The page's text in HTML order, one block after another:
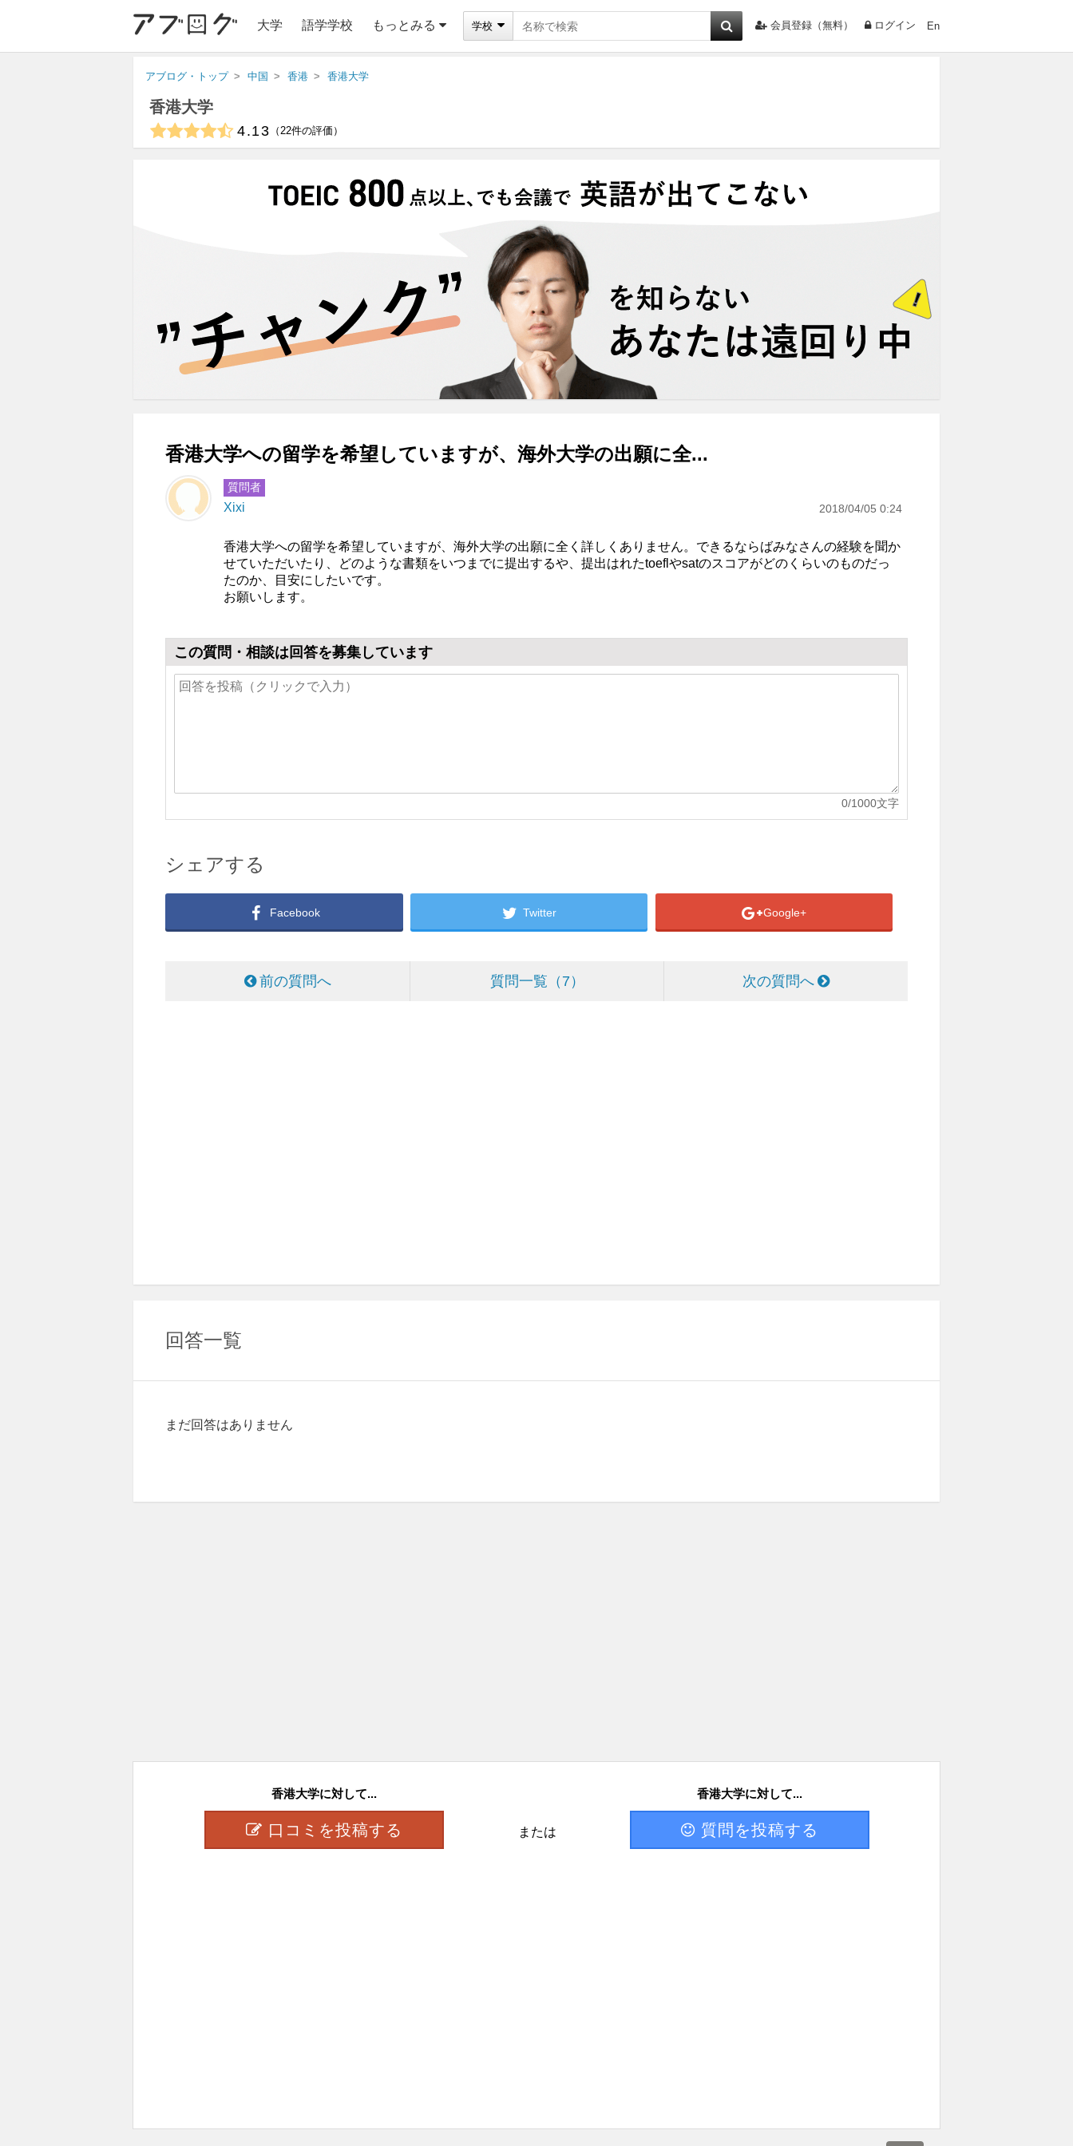
大学 語学学校 もっとみる 学校 会員登録（無料） ログイン En
アブログ・トップ 中国 香港 香港大学
香港大学
4.13 22件の評価
香港大学への留学を希望していますが、海外大学の出願に全...
質問者
Xixi 2018/04/05 0:24
香港大学への留学を希望していますが、海外大学の出願に全く詳しくありません。できるならばみなさんの経験を聞か
せていただいたり、どのような書類をいつまでに提出するや、提出はれたtoeflやsatのスコアがどのくらいのものだっ
たのか、目安にしたいです。
お願いします。
この質問・相談は回答を募集しています
0/1000文字
シェアする
Facebook Twitter Google+
前の質問へ 質問一覧 7 次の質問へ
回答一覧
まだ回答はありません
香港大学に対して...
口コミを投稿する または
香港大学に対して...
質問を投稿する